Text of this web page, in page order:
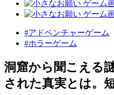
#アドベンチャーゲーム
#ホラーゲーム
洞窟から聞こえる
された真実とは。